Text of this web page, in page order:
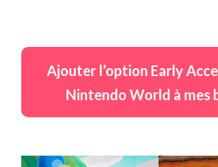
Ajouter l’option Early
Nintendo World à mes